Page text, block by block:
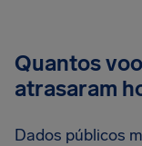
Quantos
atrasaram
Dados públicos